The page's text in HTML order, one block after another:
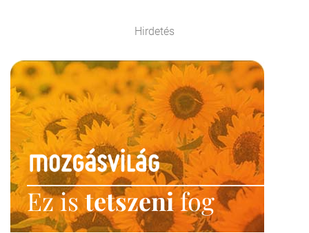
Hirdetés
Ez istetszenifog